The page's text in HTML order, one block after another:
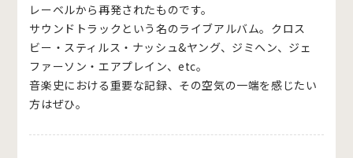
レーベルから再発されたものです。
サウンドトラックという名のライブアルバム。クロス
ビー・スティルス・ナッシュ&ヤング、ジミヘン、ジェ
ファーソン・エアプレイン、etc。
音楽史における重要な記録、その空気の一端を感じたい
方はぜひ。